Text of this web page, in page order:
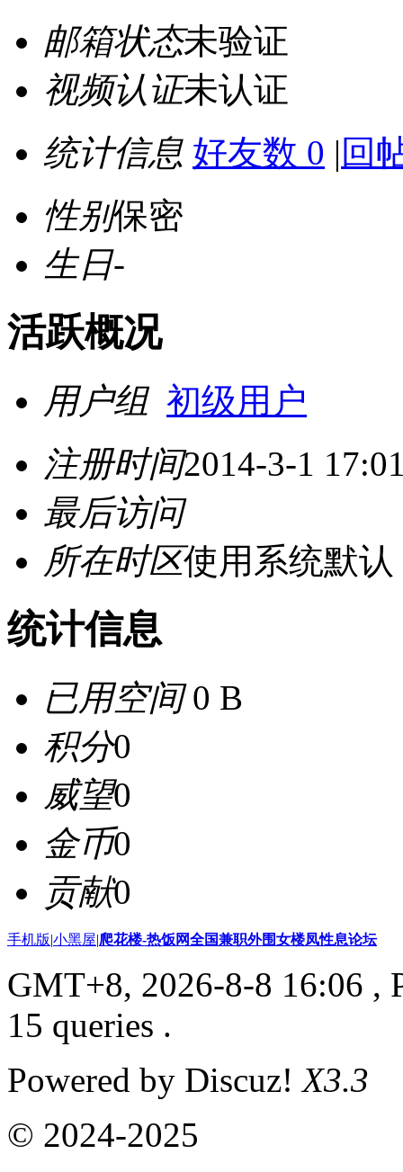
邮箱状态未验证
视频认证未认证
统计信息 好友数 0 | 回
性别保密
生日-
活跃概况
用户组 初级用户
注册时间2014-3-1
最后访问
所在时区使用系统默认
统计信息
已用空间0 B
积分0
威望0
金币0
贡献0
手机版|小黑屋|爬花楼-热饭网全国兼职外围女楼凤性息论坛
GMT+8, 2026-8-8 16:06 ,
15 queries .
Powered by Discuz!X3.3
© 2024-2025